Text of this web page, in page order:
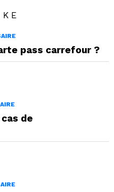
pass carrefour ?
de